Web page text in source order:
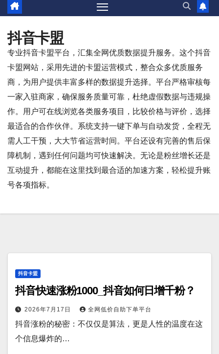
抖音卡盟
专业抖音卡盟平台，汇集全网优质数据提升服务。这个抖音
卡盟网站，采用先进的卡盟运营模式，整合众多优质服务
商，为用户提供丰富多样的数据提升选择。平台严格审核每
一家入驻商家，确保服务质量可靠，杜绝虚假数据与违规操
作。用户可在线浏览各类服务项目，比较价格与评价，选择
最适合的合作伙伴。系统支持一键下单与自动发货，全程无
需人工干预，大大节省运营时间。平台还设有完善的售后保
障机制，遇到任何问题均可快速解决。无论是粉丝增长还是
互动提升，都能在这里找到最合适的加速方案，轻松提升账
号各项指标。
抖音卡盟
抖音快速涨粉1000_抖音如何日增千粉？
2026年7月17日 全网低价自助下单平台
抖音涨粉的秘密：不仅仅是算法，更是人性的温度在这
个信息爆炸的…